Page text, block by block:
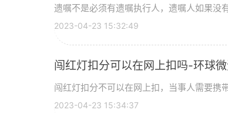
遗嘱不是必须有遗嘱执行人，遗嘱人如果没
2023-04-23 15:32:49
闯红灯扣分可以在网上扣吗-环球
闯红灯扣分不可以在网上扣，当事人需要携
2023-04-23 15:34:37